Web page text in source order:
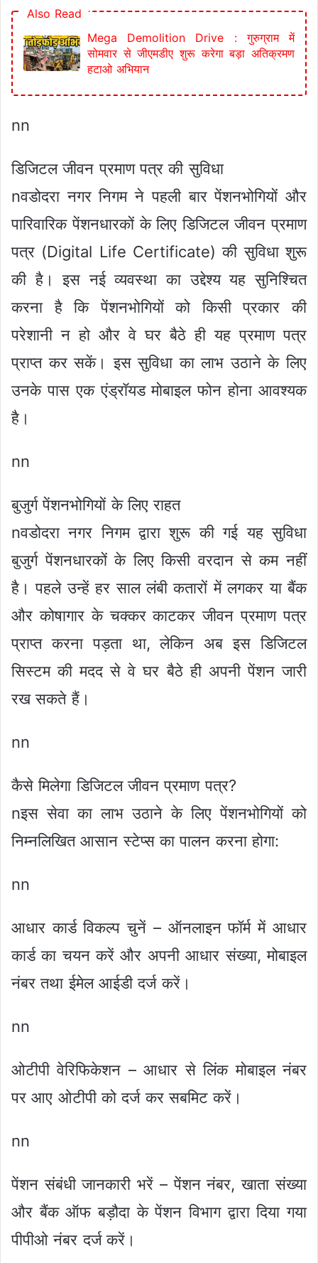
Also Read
Mega Demolition Drive : गुरुग्राम में
सोमवार से जीएमडीए शुरू करेगा बड़ा अतिक्रमण
हटाओ अभियान
nn
डिजिटल जीवन प्रमाण पत्र की सुविधा
nवडोदरा नगर निगम ने पहली बार पेंशनभोगियों और
पारिवारिक पेंशनधारकों के लिए डिजिटल जीवन प्रमाण
पत्र (Digital Life Certificate) की सुविधा शुरू
की है। इस नई व्यवस्था का उद्देश्य यह सुनिश्चित
करना है कि पेंशनभोगियों को किसी प्रकार की
परेशानी न हो और वे घर बैठे ही यह प्रमाण पत्र
प्राप्त कर सकें। इस सुविधा का लाभ उठाने के लिए
उनके पास एक एंड्रॉयड मोबाइल फोन होना आवश्यक
है।
nn
बुजुर्ग पेंशनभोगियों के लिए राहत
nवडोदरा नगर निगम द्वारा शुरू की गई यह सुविधा
बुजुर्ग पेंशनधारकों के लिए किसी वरदान से कम नहीं
है। पहले उन्हें हर साल लंबी कतारों में लगकर या बैंक
और कोषागार के चक्कर काटकर जीवन प्रमाण पत्र
प्राप्त करना पड़ता था, लेकिन अब इस डिजिटल
सिस्टम की मदद से वे घर बैठे ही अपनी पेंशन जारी
रख सकते हैं।
nn
कैसे मिलेगा डिजिटल जीवन प्रमाण पत्र?
nइस सेवा का लाभ उठाने के लिए पेंशनभोगियों को
निम्नलिखित आसान स्टेप्स का पालन करना होगा:
nn
आधार कार्ड विकल्प चुनें – ऑनलाइन फॉर्म में आधार
कार्ड का चयन करें और अपनी आधार संख्या, मोबाइल
नंबर तथा ईमेल आईडी दर्ज करें।
nn
ओटीपी वेरिफिकेशन – आधार से लिंक मोबाइल नंबर
पर आए ओटीपी को दर्ज कर सबमिट करें।
nn
पेंशन संबंधी जानकारी भरें – पेंशन नंबर, खाता संख्या
और बैंक ऑफ बड़ौदा के पेंशन विभाग द्वारा दिया गया
पीपीओ नंबर दर्ज करें।